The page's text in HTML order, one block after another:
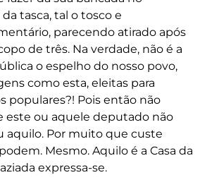
tasca, tal o tosco e
parecendo atirado após
de três. Na verdade, não é a
o espelho do nosso povo,
como esta, eleitas para
populares?! Pois então não
este ou aquele deputado não
aquilo. Por muito que custe
Mesmo. Aquilo é a Casa da
expressa-se.